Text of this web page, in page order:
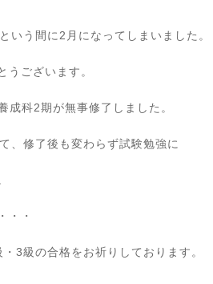
いう間に2月になってしまいました。
うございます。
成科2期が無事修了しました。
、修了後も変わらず試験勉強に
・・
3級の合格をお祈りしております。